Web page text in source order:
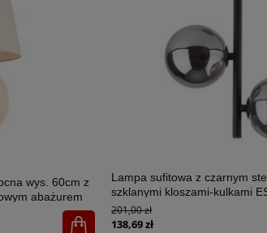
wys. 60cm z
abażurem
Lampa sufitowa z czarnym
szklanymi kloszami-kulkami
2xG9 - 6706
201,00 zł
138,69 zł